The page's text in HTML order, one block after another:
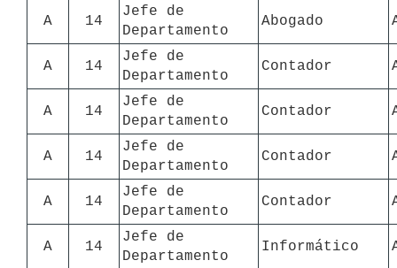
A 14
Jefe de
Departamento
Abogado
A 14
Jefe de
Departamento
Contador
A 14
Jefe de
Departamento
Contador
A 14
Jefe de
Departamento
Contador
A 14
Jefe de
Departamento
Contador
A 14
Jefe de
Departamento
Informático